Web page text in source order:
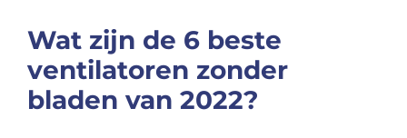
Wat zijn de 6 beste
ventilatoren zonder
bladen van 2022?